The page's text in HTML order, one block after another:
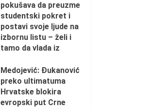
pokušava da preuzme
studentski pokret i
postavi svoje ljude na
izbornu listu – želi i
tamo da vlada iz
1. AUGUST 2026.
Medojević: Đukanović
preko ultimatuma
Hrvatske blokira
evropski put Crne